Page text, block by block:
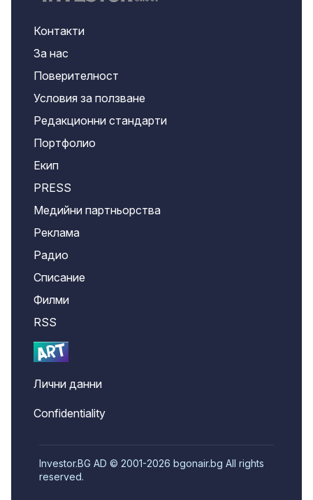
Контакти
За нас
Поверителност
Условия за ползване
Редакционни стандарти
Портфолио
Екип
PRESS
Медийни партньорства
Реклама
Радио
Списание
Филми
RSS
Лични данни
Confidentiality
Investor.BG AD © 2001-2026 bgonair.bg All rights
reserved.